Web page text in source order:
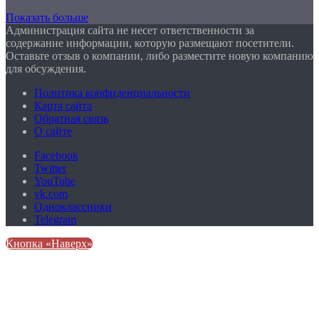
Показать больше
Администрация сайта не несет ответственности за
содержание информации, которую размещают посетители.
Оставьте отзыв о компании, либо разместите новую компанию
для обсуждения.
Политика конфиденциальности
Карта сайта
Обратная связь
О сайте
Facebook
Twitter
YouTube
vk.com
Одноклассники
Telegram
Кнопка «Наверх»